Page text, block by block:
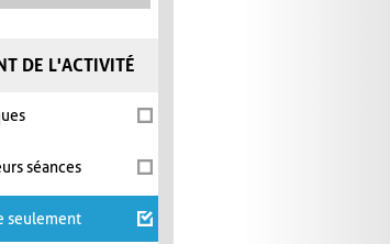
DE L'ACTIVITÉ
séances
seulement